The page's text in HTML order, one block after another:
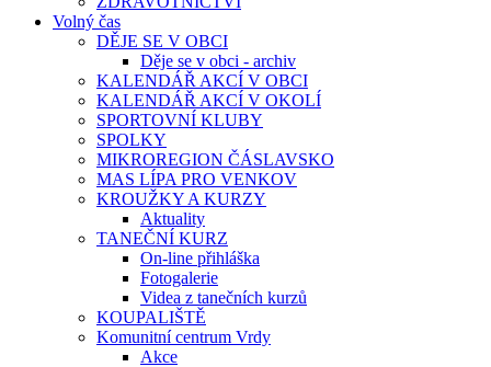
Volný čas
DĚJE SE V OBCI
Děje se v obci - archiv
KALENDÁŘ AKCÍ V OBCI
KALENDÁŘ AKCÍ V OKOLÍ
SPORTOVNÍ KLUBY
SPOLKY
MIKROREGION ČÁSLAVSKO
MAS LÍPA PRO VENKOV
KROUŽKY A KURZY
Aktuality
TANEČNÍ KURZ
On-line přihláška
Fotogalerie
Videa z tanečních kurzů
KOUPALIŠTĚ
Komunitní centrum Vrdy
Akce